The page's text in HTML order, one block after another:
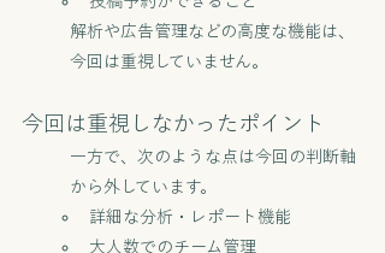
解析や広告管理などの高度な機能は、
今回は重視していません。
今回は重視しなかったポイント
一方で、次のような点は今回の判断軸
から外しています。
詳細な分析・レポート機能
大人数でのチーム管理